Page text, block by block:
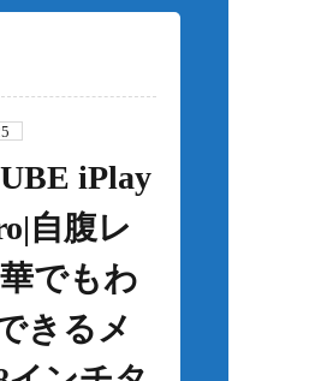
iPlay
自腹レ
でもわ
きるメ